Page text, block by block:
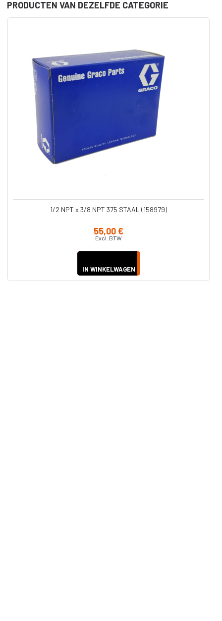
PRODUCTEN VAN DEZELFDE CATEGORIE
1/2 NPT x 3/8 NPT 375 STAAL (158979)
55,00 €
Excl. BTW
IN WINKELWAGEN